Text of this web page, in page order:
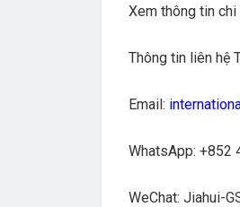
Xem thông tin
Thông tin liên hệ
Email:
WhatsApp: +852
WeChat: Jiahui-